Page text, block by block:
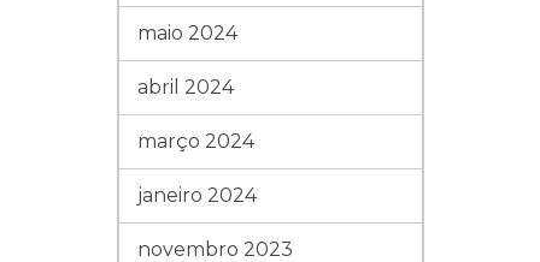
maio 2024
abril 2024
março 2024
janeiro 2024
novembro 2023